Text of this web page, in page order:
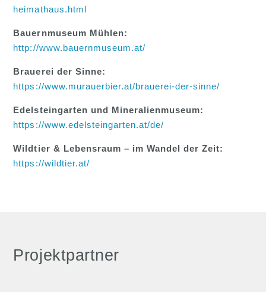
heimathaus.html
Bauernmuseum Mühlen:
http://www.bauernmuseum.at/
Brauerei der Sinne:
https://www.murauerbier.at/brauerei-der-sinne/
Edelsteingarten und Mineralienmuseum:
https://www.edelsteingarten.at/de/
Wildtier & Lebensraum – im Wandel der Zeit:
https://wildtier.at/
Projektpartner